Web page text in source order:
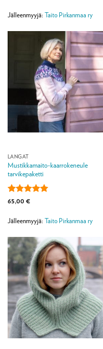
Jälleenmyyjä: Taito Pirkanmaa ry
LANGAT
Mustikkamaito-kaarrokeneule
tarvikepaketti
Arvostelu
/ 5
65,00 €
Jälleenmyyjä: Taito Pirkanmaa ry